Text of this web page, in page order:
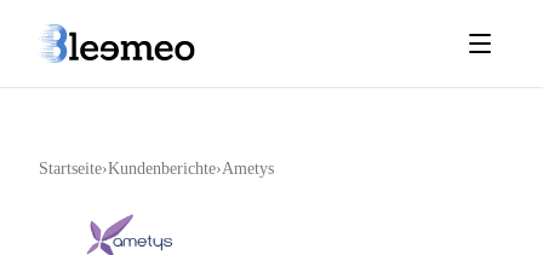
Startseite›Kundenberichte›Ametys